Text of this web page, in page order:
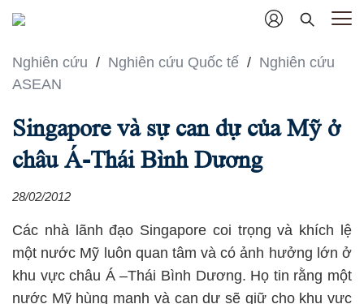
Nghiên cứu / Nghiên cứu Quốc tế / Nghiên cứu
ASEAN
Singapore và sự can dự của Mỹ ở
châu Á-Thái Bình Dương
28/02/2012
Các nhà lãnh đạo Singapore coi trọng và khích lệ
một nước Mỹ luôn quan tâm và có ảnh hưởng lớn ở
khu vực châu Á –Thái Bình Dương. Họ tin rằng một
nước Mỹ hùng mạnh và can dự sẽ giữ cho khu vực